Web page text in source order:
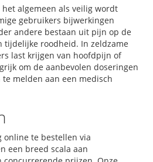
het algemeen als veilig wordt
gebruikers bijwerkingen
andere bestaan uit pijn op de
tijdelijke roodheid. In zeldzame
last krijgen van hoofdpijn of
om de aanbevolen doseringen
melden aan een medisch
online te bestellen via
een breed scala aan